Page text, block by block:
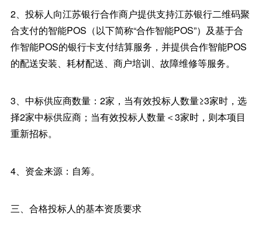
2、投标人向江苏银行合作商户提供支持江苏银行二维码聚
合支付的智能POS（以下简称“合作智能POS”）及基于合
作智能POS的银行卡支付结算服务，并提供合作智能POS
的配送安装、耗材配送、商户培训、故障维修等服务。
3、中标供应商数量：2家，当有效投标人数量≥3家时，选
择2家中标供应商；当有效投标人数量＜3家时，则本项目
重新招标。
4、资金来源：自筹。
三、合格投标人的基本资质要求